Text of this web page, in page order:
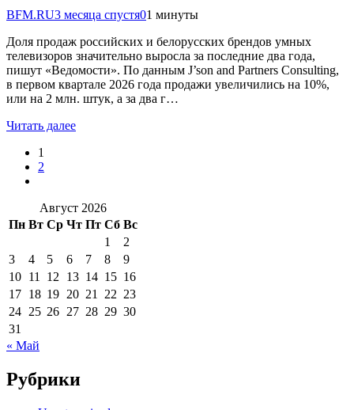
BFM.RU3 месяца спустя01 минуты
Доля продаж российских и белорусских брендов умных
телевизоров значительно выросла за последние два года,
пишут «Ведомости». По данным J’son and Partners Consulting,
в первом квартале 2026 года продажи увеличились на 10%,
или на 2 млн. штук, а за два г…
Читать далее
1
2
Август 2026
Пн Вт Ср Чт Пт Сб Вс
1
2
3
4 5 6 7 8
9
10 11 12 13 14 15 16
17 18 19 20 21 22 23
24 25 26 27 28 29 30
31
« Май
Рубрики